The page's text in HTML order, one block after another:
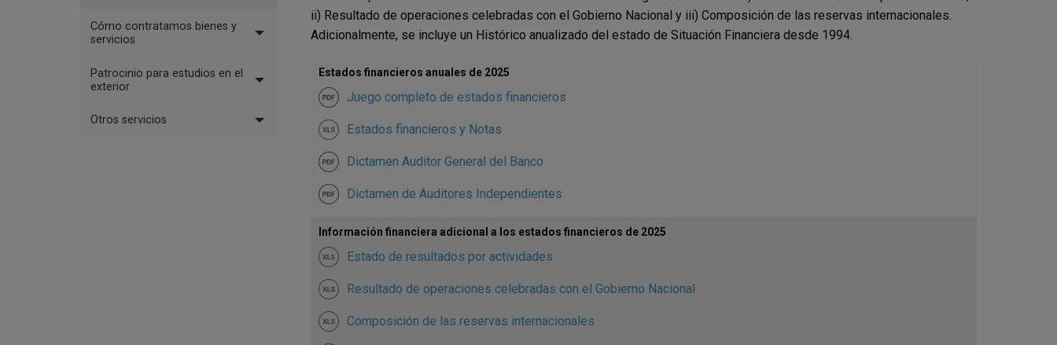
ii) Resultado de operaciones celebradas con el Gobierno Nacional y iii) Composición de las reservas internacionales.
Adicionalmente, se incluye un Histórico anualizado del estado de Situación Financiera desde 1994.
Estados financieros anuales de 2025
Juego completo de estados financieros
Estados financieros y Notas
Dictamen Auditor General del Banco
Dictamen de Auditores Independientes
Información financiera adicional a los estados financieros de 2025
Estado de resultados por actividades
Resultado de operaciones celebradas con el Gobierno Nacional
Composición de las reservas internacionales
Cómo contratamos bienes y
servicios
Patrocinio para estudios en el
exterior
Otros servicios